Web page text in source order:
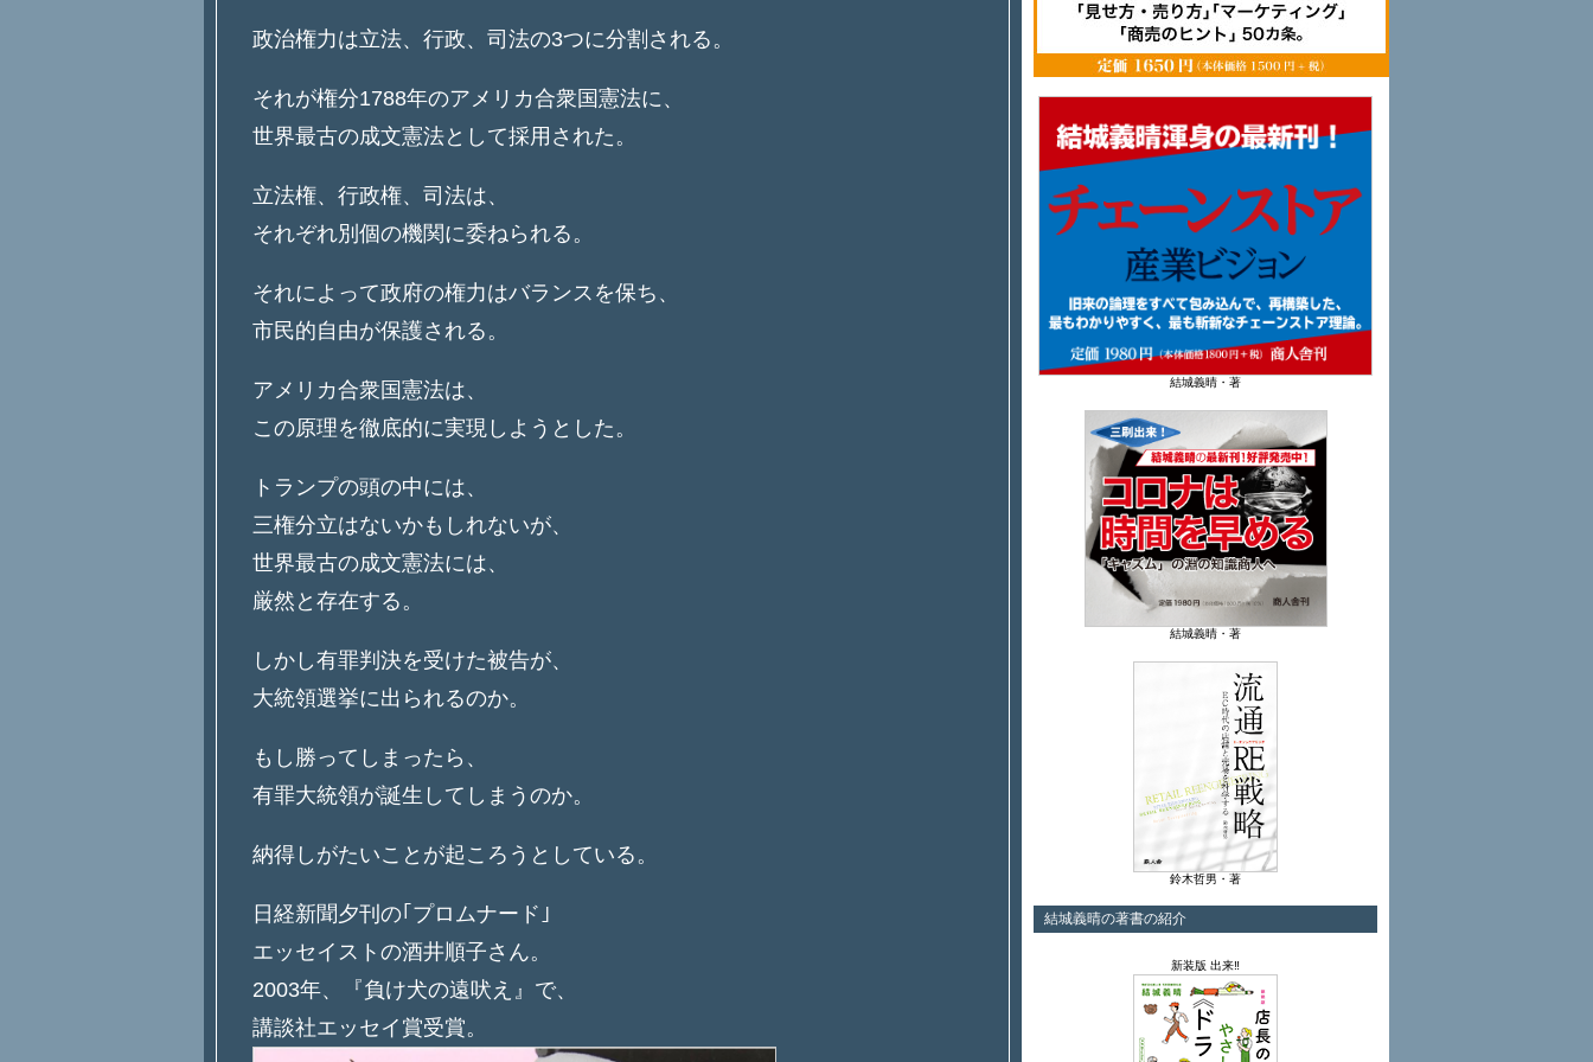
政治権力は立法、行政、司法の3つに分割される。
それが権分1788年のアメリカ合衆国憲法に、
世界最古の成文憲法として採用された。
立法権、行政権、司法は、
それぞれ別個の機関に委ねられる。
それによって政府の権力はバランスを保ち、
市民的自由が保護される。
アメリカ合衆国憲法は、
この原理を徹底的に実現しようとした。
トランプの頭の中には、
三権分立はないかもしれないが、
世界最古の成文憲法には、
厳然と存在する。
しかし有罪判決を受けた被告が、
大統領選挙に出られるのか。
もし勝ってしまったら、
有罪大統領が誕生してしまうのか。
納得しがたいことが起ころうとしている。
日経新聞夕刊の｢プロムナード｣
エッセイストの酒井順子さん。
2003年、『負け犬の遠吠え』で、
講談社エッセイ賞受賞。
結城義晴・著
結城義晴・著
鈴木哲男・著
結城義晴の著書の紹介
新装版 出来‼︎